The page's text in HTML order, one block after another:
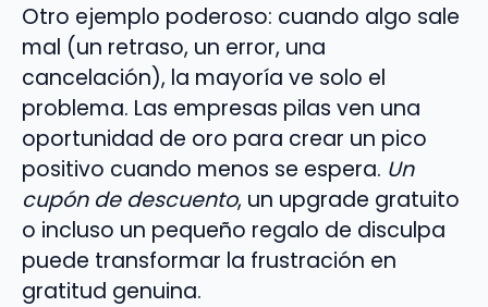
Otro ejemplo poderoso: cuando algo sale
mal (un retraso, un error, una
cancelación), la mayoría ve solo el
problema. Las empresas pilas ven una
oportunidad de oro para crear un pico
positivo cuando menos se espera. Un
cupón de descuento, un upgrade gratuito
o incluso un pequeño regalo de disculpa
puede transformar la frustración en
gratitud genuina.